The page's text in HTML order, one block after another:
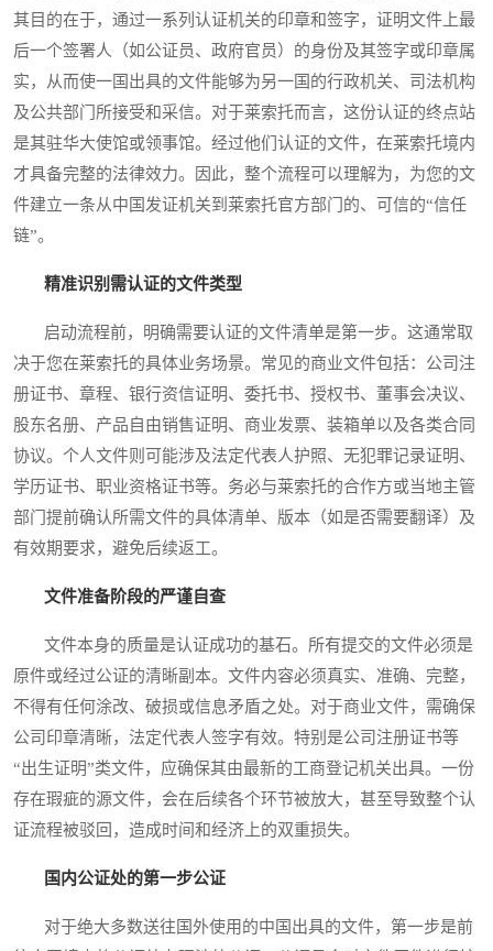
其目的在于，通过一系列认证机关的印章和签字，证明文件上最
后一个签署人（如公证员、政府官员）的身份及其签字或印章属
实，从而使一国出具的文件能够为另一国的行政机关、司法机构
及公共部门所接受和采信。对于莱索托而言，这份认证的终点站
是其驻华大使馆或领事馆。经过他们认证的文件，在莱索托境内
才具备完整的法律效力。因此，整个流程可以理解为，为您的文
件建立一条从中国发证机关到莱索托官方部门的、可信的“信任
链”。
精准识别需认证的文件类型
启动流程前，明确需要认证的文件清单是第一步。这通常取
决于您在莱索托的具体业务场景。常见的商业文件包括：公司注
册证书、章程、银行资信证明、委托书、授权书、董事会决议、
股东名册、产品自由销售证明、商业发票、装箱单以及各类合同
协议。个人文件则可能涉及法定代表人护照、无犯罪记录证明、
学历证书、职业资格证书等。务必与莱索托的合作方或当地主管
部门提前确认所需文件的具体清单、版本（如是否需要翻译）及
有效期要求，避免后续返工。
文件准备阶段的严谨自查
文件本身的质量是认证成功的基石。所有提交的文件必须是
原件或经过公证的清晰副本。文件内容必须真实、准确、完整，
不得有任何涂改、破损或信息矛盾之处。对于商业文件，需确保
公司印章清晰，法定代表人签字有效。特别是公司注册证书等
“出生证明”类文件，应确保其由最新的工商登记机关出具。一份
存在瑕疵的源文件，会在后续各个环节被放大，甚至导致整个认
证流程被驳回，造成时间和经济上的双重损失。
国内公证处的第一步公证
对于绝大多数送往国外使用的中国出具的文件，第一步是前